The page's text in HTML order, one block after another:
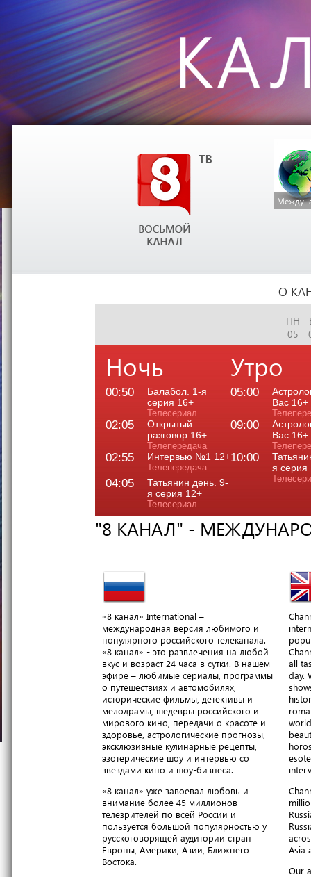
О
ПН
05
Ночь
00:50
Балабол. 1-я
серия 16+
Телесериал
02:05
Открытый
разговор 16+
Телепередача
02:55 Интервью №1 12+
Телепередача
04:05
Татьянин день. 9-
я серия 12+
Телесериал
Утро
05:00
Вас 16+
09:00
Вас 16+
10:00
я серия
"8 КАНАЛ" -
«8 канал» International –
международная версия любимого и
популярного российского телеканала.
«8 канал» - это развлечения на любой
вкус и возраст 24 часа в сутки. В нашем
эфире – любимые сериалы, программы
о путешествиях и автомобилях,
исторические фильмы, детективы и
мелодрамы, шедевры российского и
мирового кино, передачи о красоте и
здоровье, астрологические прогнозы,
эксклюзивные кулинарные рецепты,
эзотерические шоу и интервью со
звездами кино и шоу-бизнеса.
«8 канал» уже завоевал любовь и
внимание более 45 миллионов
телезрителей по всей России и
пользуется большой популярностью у
русскоговорящей аудитории стран
Европы, Америки, Азии, Ближнего
Востока.
all
day.
Asia
Our